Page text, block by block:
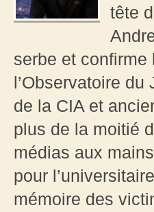
tête
serbe et confirme
l’Observatoire
de la CIA et
plus de la moitié
médias aux
pour
mémoire des